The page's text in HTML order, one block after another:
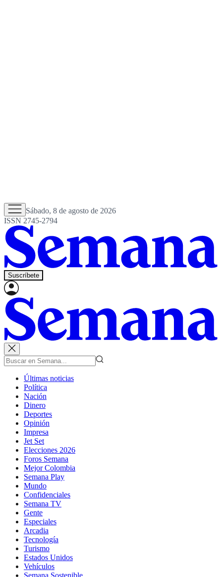
Sábado, 8 de agosto de 2026
ISSN 2745-2794
Suscríbete
Últimas noticias
Política
Nación
Dinero
Deportes
Opinión
Impresa
Jet Set
Elecciones 2026
Foros Semana
Mejor Colombia
Semana Play
Mundo
Confidenciales
Semana TV
Gente
Especiales
Arcadia
Tecnología
Turismo
Estados Unidos
Vehículos
Semana Sostenible